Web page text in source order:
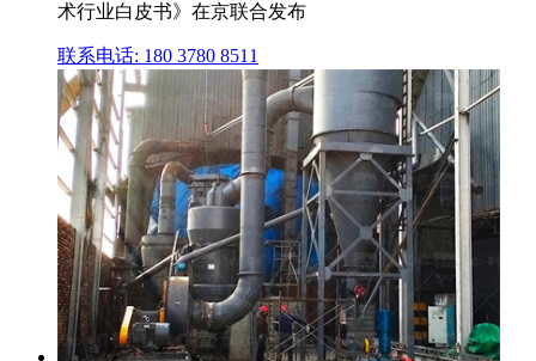
术行业白皮书》在京联合发布
联系电话: 180 3780 8511